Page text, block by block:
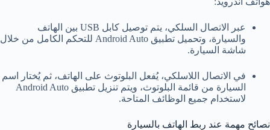
عبر الاتصال السلكي، يتم توصيل كابل USB بين الهاتف
والسيارة، وتحميل تطبيق Android Auto للتحكم الكامل من خلال
شاشة السيارة.
في الاتصال اللاسلكي، يُفعل البلوتوث على الهاتف، ثم يُختار اسم
السيارة من قائمة البلوتوث، ويتم تنزيل تطبيق Android Auto
لاستخدام جميع الوظائف المتاحة.
نصائح مهمة عند ربط الهاتف بالسيارة